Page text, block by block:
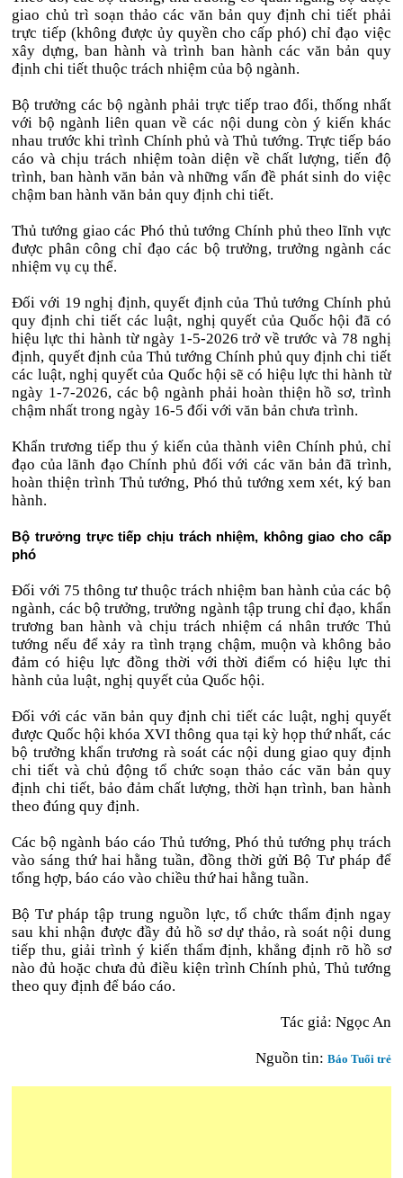
giao chủ trì soạn thảo các văn bản quy định chi tiết phải
trực tiếp (không được ủy quyền cho cấp phó) chỉ đạo việc
xây dựng, ban hành và trình ban hành các văn bản quy
định chi tiết thuộc trách nhiệm của bộ ngành.
Bộ trưởng các bộ ngành phải trực tiếp trao đổi, thống nhất
với bộ ngành liên quan về các nội dung còn ý kiến khác
nhau trước khi trình Chính phủ và Thủ tướng. Trực tiếp báo
cáo và chịu trách nhiệm toàn diện về chất lượng, tiến độ
trình, ban hành văn bản và những vấn đề phát sinh do việc
chậm ban hành văn bản quy định chi tiết.
Thủ tướng giao các Phó thủ tướng Chính phủ theo lĩnh vực
được phân công chỉ đạo các bộ trưởng, trưởng ngành các
nhiệm vụ cụ thể.
Đối với 19 nghị định, quyết định của Thủ tướng Chính phủ
quy định chi tiết các luật, nghị quyết của Quốc hội đã có
hiệu lực thi hành từ ngày 1-5-2026 trở về trước và 78 nghị
định, quyết định của Thủ tướng Chính phủ quy định chi tiết
các luật, nghị quyết của Quốc hội sẽ có hiệu lực thi hành từ
ngày 1-7-2026, các bộ ngành phải hoàn thiện hồ sơ, trình
chậm nhất trong ngày 16-5 đối với văn bản chưa trình.
Khẩn trương tiếp thu ý kiến của thành viên Chính phủ, chỉ
đạo của lãnh đạo Chính phủ đối với các văn bản đã trình,
hoàn thiện trình Thủ tướng, Phó thủ tướng xem xét, ký ban
hành.
Bộ trưởng trực tiếp chịu trách nhiệm, không giao cho cấp
phó
Đối với 75 thông tư thuộc trách nhiệm ban hành của các bộ
ngành, các bộ trưởng, trưởng ngành tập trung chỉ đạo, khẩn
trương ban hành và chịu trách nhiệm cá nhân trước Thủ
tướng nếu để xảy ra tình trạng chậm, muộn và không bảo
đảm có hiệu lực đồng thời với thời điểm có hiệu lực thi
hành của luật, nghị quyết của Quốc hội.
Đối với các văn bản quy định chi tiết các luật, nghị quyết
được Quốc hội khóa XVI thông qua tại kỳ họp thứ nhất, các
bộ trưởng khẩn trương rà soát các nội dung giao quy định
chi tiết và chủ động tổ chức soạn thảo các văn bản quy
định chi tiết, bảo đảm chất lượng, thời hạn trình, ban hành
theo đúng quy định.
Các bộ ngành báo cáo Thủ tướng, Phó thủ tướng phụ trách
vào sáng thứ hai hằng tuần, đồng thời gửi Bộ Tư pháp để
tổng hợp, báo cáo vào chiều thứ hai hằng tuần.
Bộ Tư pháp tập trung nguồn lực, tổ chức thẩm định ngay
sau khi nhận được đầy đủ hồ sơ dự thảo, rà soát nội dung
tiếp thu, giải trình ý kiến thẩm định, khẳng định rõ hồ sơ
nào đủ hoặc chưa đủ điều kiện trình Chính phủ, Thủ tướng
theo quy định để báo cáo.
Tác giả: Ngọc An
Nguồn tin: Báo Tuổi trẻ